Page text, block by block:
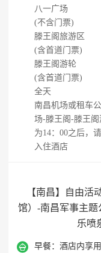
八一广场
(不含门票)
滕王阁旅游区
(含首道门票)
滕王阁游轮
(含首道门票)
全天
南昌机场或租车
场-滕王阁-滕王
为14：00之后，
入住酒店
【南昌】自由活
馆）-南昌军事主
乐喷
 早餐： 酒店内享